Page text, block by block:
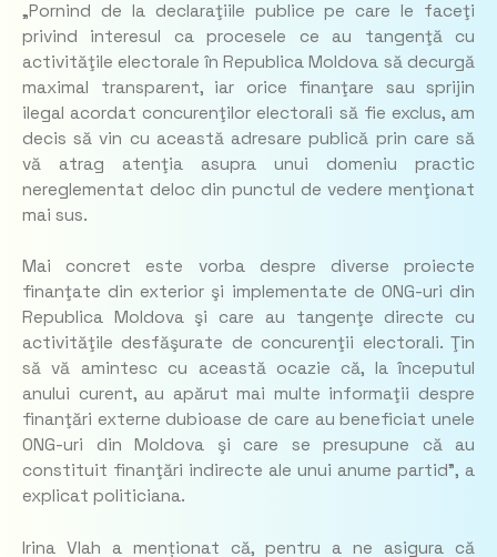
„Pornind de la declaraţiile publice pe care le faceţi
privind interesul ca procesele ce au tangenţă cu
activităţile electorale în Republica Moldova să decurgă
maximal transparent, iar orice finanţare sau sprijin
ilegal acordat concurenţilor electorali să fie exclus, am
decis să vin cu această adresare publică prin care să
vă atrag atenţia asupra unui domeniu practic
nereglementat deloc din punctul de vedere menţionat
mai sus.
Mai concret este vorba despre diverse proiecte
finanţate din exterior şi implementate de ONG-uri din
Republica Moldova şi care au tangenţe directe cu
activităţile desfăşurate de concurenţii electorali. Ţin
să vă amintesc cu această ocazie că, la începutul
anului curent, au apărut mai multe informaţii despre
finanţări externe dubioase de care au beneficiat unele
ONG-uri din Moldova şi care se presupune că au
constituit finanţări indirecte ale unui anume partid”, a
explicat politiciana.
Irina Vlah a menționat că, pentru a ne asigura că